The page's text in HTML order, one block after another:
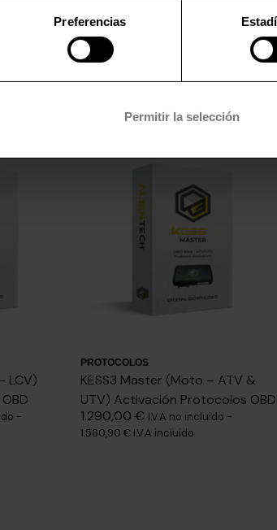
Preferencias
Permitir la selección
fallos de comunicación mientras se lee
LCV)
-
PROTOCOLOS
KESS3 Master (Moto – ATV &
UTV) Activación Protocolos OBD
1.290,00€ I.V.A no incluido -
1.560,90€ I.V.A incluido